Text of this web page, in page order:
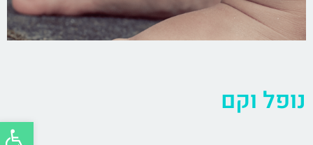
פתח
נופל וקם